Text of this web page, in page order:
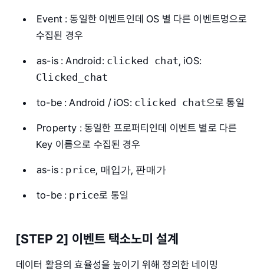
Event : 동일한 이벤트인데 OS 별 다른 이벤트명으로
수집된 경우
as-is : Android: clicked chat, iOS:
Clicked_chat
to-be : Android / iOS: clicked chat으로 통일
Property : 동일한 프로퍼티인데 이벤트 별로 다른
Key 이름으로 수집된 경우
as-is : price, 매입가, 판매가
to-be : price로 통일
[STEP 2] 이벤트 택소노미 설계
데이터 활용의 효율성을 높이기 위해 정의한 네이밍